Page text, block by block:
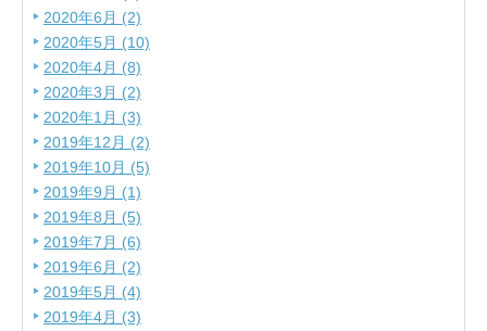
2020年6月 (2)
2020年5月 (10)
2020年4月 (8)
2020年3月 (2)
2020年1月 (3)
2019年12月 (2)
2019年10月 (5)
2019年9月 (1)
2019年8月 (5)
2019年7月 (6)
2019年6月 (2)
2019年5月 (4)
2019年4月 (3)